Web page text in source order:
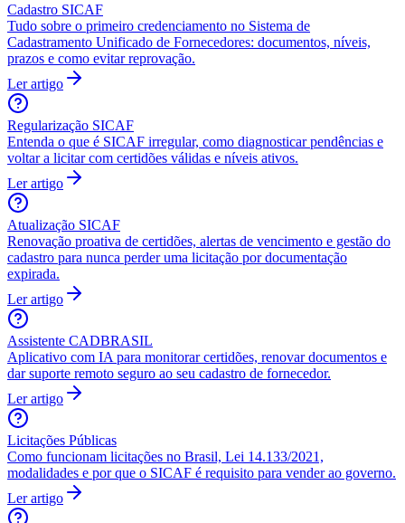
Cadastro SICAF
Tudo sobre o primeiro credenciamento no Sistema de
Cadastramento Unificado de Fornecedores: documentos, níveis,
prazos e como evitar reprovação.
Ler artigo
Regularização SICAF
Entenda o que é SICAF irregular, como diagnosticar pendências e
voltar a licitar com certidões válidas e níveis ativos.
Ler artigo
Atualização SICAF
Renovação proativa de certidões, alertas de vencimento e gestão do
cadastro para nunca perder uma licitação por documentação
expirada.
Ler artigo
Assistente CADBRASIL
Aplicativo com IA para monitorar certidões, renovar documentos e
dar suporte remoto seguro ao seu cadastro de fornecedor.
Ler artigo
Licitações Públicas
Como funcionam licitações no Brasil, Lei 14.133/2021,
modalidades e por que o SICAF é requisito para vender ao governo.
Ler artigo